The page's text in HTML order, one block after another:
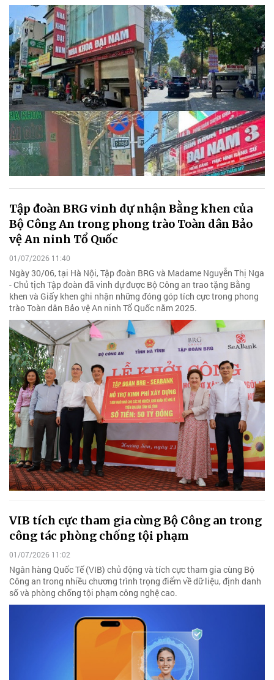
Tập đoàn BRG vinh dự nhận Bằng khen của
Bộ Công An trong phong trào Toàn dân Bảo
vệ An ninh Tổ Quốc
01/07/2026 11:40
Ngày 30/06, tại Hà Nội, Tập đoàn BRG và Madame Nguyễn Thị Nga
- Chủ tịch Tập đoàn đã vinh dự được Bộ Công an trao tặng Bằng
khen và Giấy khen ghi nhận những đóng góp tích cực trong phong
trào Toàn dân Bảo vệ An ninh Tổ Quốc năm 2025.
VIB tích cực tham gia cùng Bộ Công an trong
công tác phòng chống tội phạm
01/07/2026 11:02
Ngân hàng Quốc Tế (VIB) chủ động và tích cực tham gia cùng Bộ
Công an trong nhiều chương trình trọng điểm về dữ liệu, định danh
số và phòng chống tội phạm công nghệ cao.